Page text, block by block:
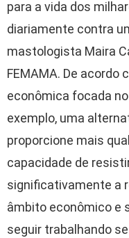
para a vida dos
diariamente contra
mastologista Maira
FEMAMA. De acordo
econômica focada
exemplo, uma
proporcione mais
capacidade de
significativamente a
âmbito econômico e
seguir trabalhando